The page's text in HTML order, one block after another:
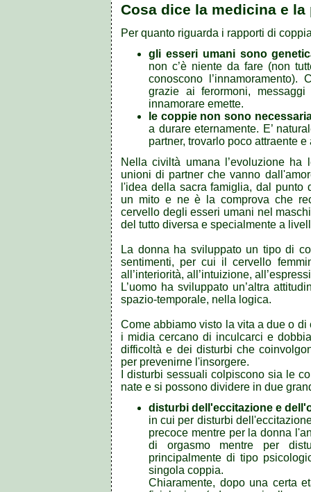
Cosa dice la medicina e
Per quanto riguarda i rapporti di
gli esseri umani sono
non c’è niente da fare (non
conoscono
grazie ai ferormoni,
innamorare emette.
le coppie non sono
a durare eternamente. E’
partner, trovarlo poco attraente
Nella civiltà umana l’evoluzione ha
unioni di partner che vanno
l'idea della sacra famiglia, dal punto
un mito e ne è la comprova che
cervello degli esseri umani nel
del tutto diversa e specialmente a
La donna ha sviluppato un tipo di
sentimenti, per cui il cervello
all’interiorità, all’intuizione,
L’uomo ha sviluppato un’altra
spazio-temporale, nella logica.
Come abbiamo visto la vita a due o
i midia cercano di inculcarci e
difficoltà e dei disturbi che
per prevenirne l'insorgere.
I disturbi sessuali colpiscono sia le
nate e si possono dividere in due
disturbi dell'eccitazione e
in cui per disturbi
precoce mentre per la donna
di orgasmo mentre per
principalmente di tipo
singola coppia.
Chiaramente, dopo una certa